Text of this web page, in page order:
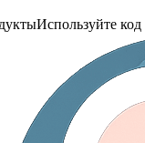
Используйте код